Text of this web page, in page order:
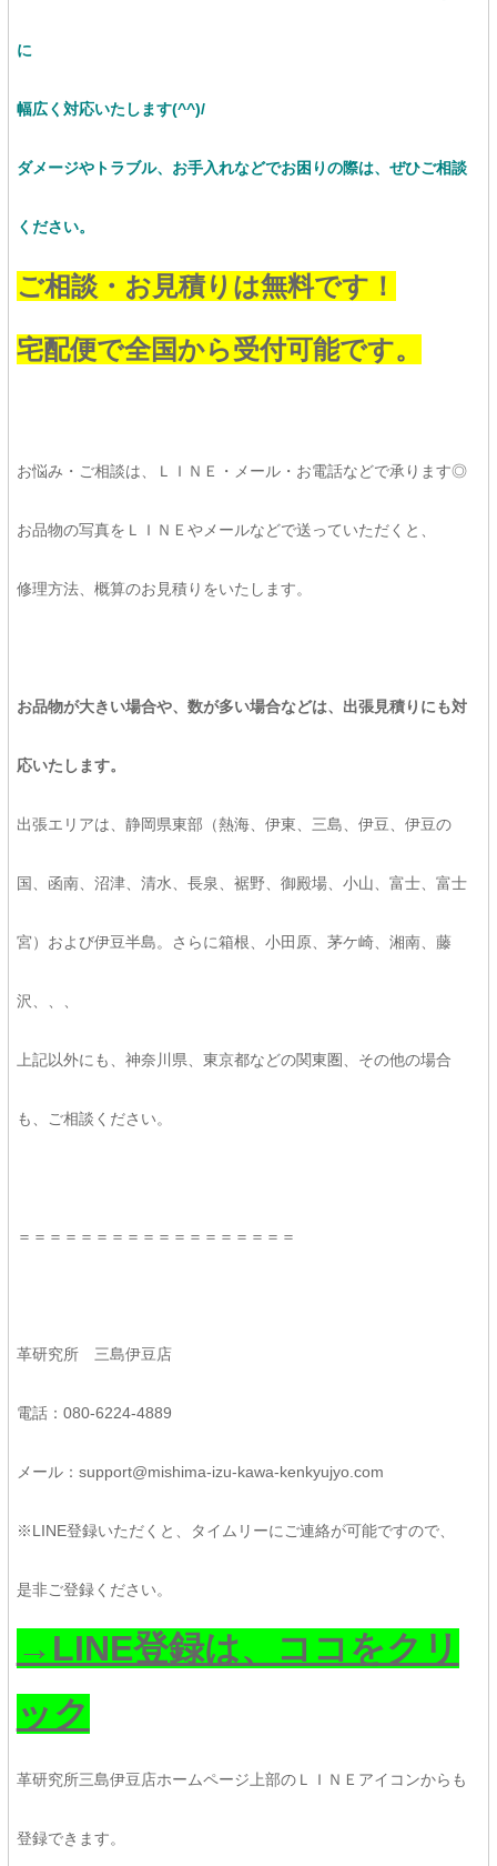
に
幅広く対応いたします(^^)/
ダメージやトラブル、お手入れなどでお困りの際は、ぜひご相談
ください。
ご相談・お見積りは無料です！
宅配便で全国から受付可能です。
お悩み・ご相談は、ＬＩＮＥ・メール・お電話などで承ります◎
お品物の写真をＬＩＮＥやメールなどで送っていただくと、
修理方法、概算のお見積りをいたします。
お品物が大きい場合や、数が多い場合などは、出張見積りにも対
応いたします。
出張エリアは、静岡県東部（熱海、伊東、三島、伊豆、伊豆の
国、函南、沼津、清水、長泉、裾野、御殿場、小山、富士、富士
宮）および伊豆半島。さらに箱根、小田原、茅ケ崎、湘南、藤
沢、、、
上記以外にも、神奈川県、東京都などの関東圏、その他の場合
も、ご相談ください。
＝＝＝＝＝＝＝＝＝＝＝＝＝＝＝＝＝＝
革研究所 三島伊豆店
電話：080-6224-4889
メール：support@mishima-izu-kawa-kenkyujyo.com
※LINE登録いただくと、タイムリーにご連絡が可能ですので、
是非ご登録ください。
→LINE登録は、ココをクリ
ック
革研究所三島伊豆店ホームページ上部のＬＩＮＥアイコンからも
登録できます。